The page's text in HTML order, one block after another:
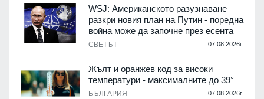
WSJ: Американското разузнаване
разкри новия план на Путин - поредна
война може да започне през есента
СВЕТЪТ 07.08.2026г.
Жълт и оранжев код за високи
температури - максималните до 39°
БЪЛГАРИЯ 07.08.2026г.